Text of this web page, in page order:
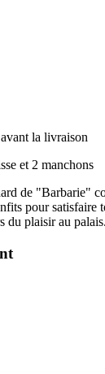
la livraison
de "Barbarie"
pour
du plaisir au palais.